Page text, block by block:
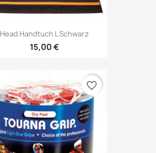
Head Handtuch L Schwarz
15,00 €
favorite_border